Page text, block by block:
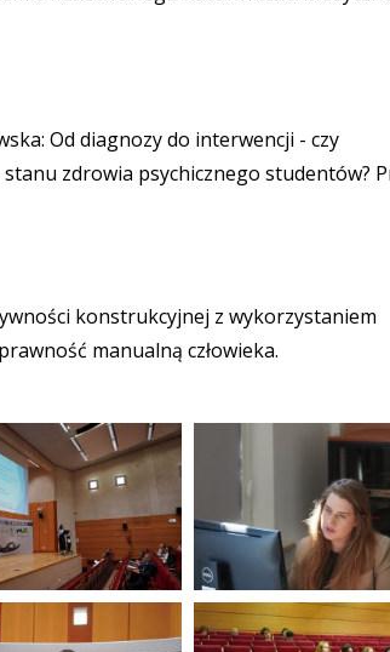
Od diagnozy do interwencji - czy
zdrowia psychicznego studentów?
konstrukcyjnej z wykorzystaniem
manualną człowieka.